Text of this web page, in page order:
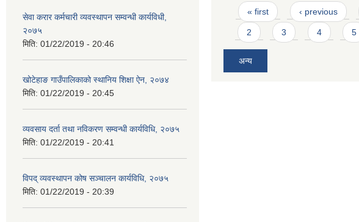
सेवा करार कर्मचारी व्यवस्थापन सम्वन्धी कार्यविधी,
२०७५
मिति: 01/22/2019 - 20:46
खोटेहाङ गाउँपालिकाको स्थानिय शिक्षा ऐन, २०७४
मिति: 01/22/2019 - 20:45
व्यवसाय दर्ता तथा नविकरण सम्वन्धी कार्यविधि, २०७५
मिति: 01/22/2019 - 20:41
विपद् व्यवस्थापन कोष सञ्चालन कार्यविधि, २०७५
मिति: 01/22/2019 - 20:39
Pages
« first ‹ previous
2 3 4 5
अन्य